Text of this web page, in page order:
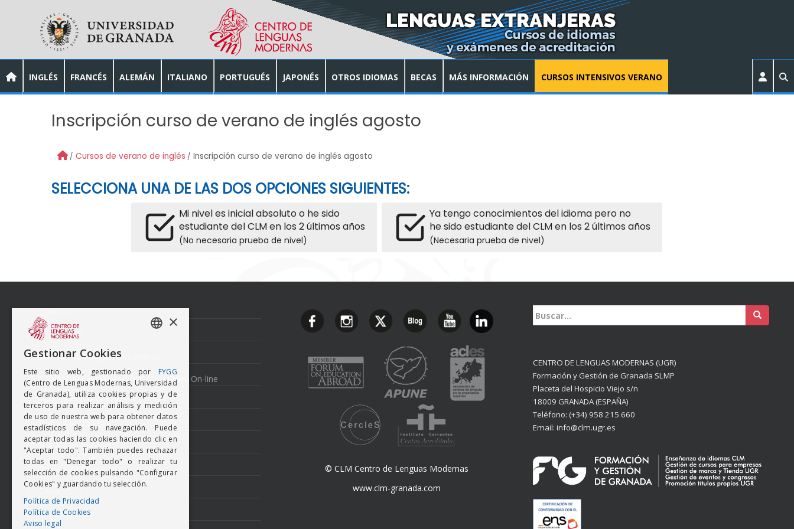
INGLÉS FRANCÉS ALEMÁN ITALIANO PORTUGUÉS JAPONÉS OTROS IDIOMAS BECAS MÁS INFORMACIÓN CURSOS INTENSIVOS VERANO
Inscripción curso de verano de inglés agosto
Cursos de verano de inglés Inscripción curso de verano de inglés agosto
SELECCIONA UNA DE LAS DOS OPCIONES SIGUIENTES:
Mi nivel es inicial absoluto o he sido
estudiante del CLM en los 2 últimos años
(No necesaria prueba de nivel)
Ya tengo conocimientos del idioma pero no
he sido estudiante del CLM en los 2 últimos años
(Necesaria prueba de nivel)
de
Contacto
Aviso Legal
Normativa Lenguas Extranjeras
Condiciones generales de inscripciones On-line
Perfil del Contratante
Política de Calidad
Política de Cookies
Politica de Privacidad
Canal Ético
Transparencia
© CLM Centro de Lenguas Modernas
www.clm-granada.com
Buscar:
CENTRO DE LENGUAS MODERNAS (UGR)
Formación y Gestión de Granada SLMP
Placeta del Hospicio Viejo s/n
18009 GRANADA (ESPAÑA)
Teléfono: (+34) 958 215 660
Email: info@clm.ugr.es
×
Gestionar Cookies
Este sitio web, gestionado por FYGG
(Centro de Lenguas Modernas, Universidad
de Granada), utiliza cookies propias y de
terceros para realizar análisis y medición
de uso de nuestra web para obtener datos
estadísticos de su navegación. Puede
aceptar todas las cookies haciendo clic en
"Aceptar todo". También puedes rechazar
todas en "Denegar todo" o realizar tu
selección de cookies pulsando "Configurar
Cookies" y guardando tu selección.
Política de Privacidad
Política de Cookies
Aviso legal